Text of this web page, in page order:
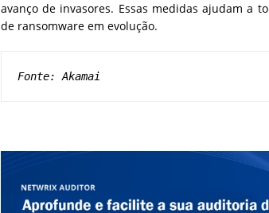
avanço de invasores. Essas medidas ajudam a
de ransomware em evolução.
Fonte: Akamai